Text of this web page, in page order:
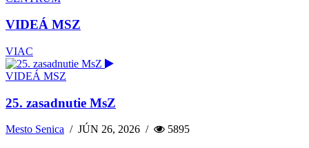
VIDEÁ MSZ
VIAC
VIDEÁ MSZ
25. zasadnutie MsZ
Mesto Senica /JÚN 26, 2026 / 5895